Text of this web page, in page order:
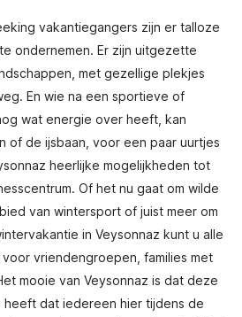
vakantiegangers zijn er talloze
ondernemen. Er zijn uitgezette
met gezellige plekjes
En wie na een sportieve of
wat energie over heeft, kan
of de ijsbaan, voor een paar uurtjes
heerlijke mogelijkheden tot
Of het nu gaat om wilde
van wintersport of juist meer om
in Veysonnaz kunt u alle
vriendengroepen, families met
mooie van Veysonnaz is dat deze
dat iedereen hier tijdens de